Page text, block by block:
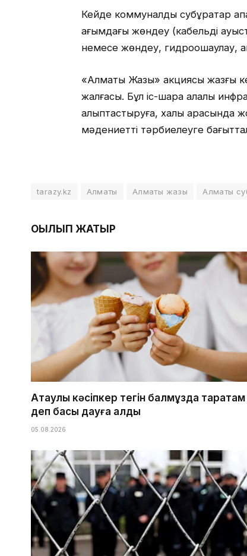
Кейде коммуналдық субұрқақтар
ағымдағы жөндеу (кабельді
немесе жөндеу, гидрооқшаулау,
«Алматы Жазы» акциясы жазғы
жалғасы. Бұл іс-шара қалалық
қалыптастыруға, халық арасында
мәдениетті тәрбиелеуге
tarazy.kz Алматы Алматы жазы Алматы
ОҚЫЛЫП ЖАТЫР
Ақтаулық кәсіпкер тегін балмұздақ таратам
деп басы дауға қалды
05.08.2026